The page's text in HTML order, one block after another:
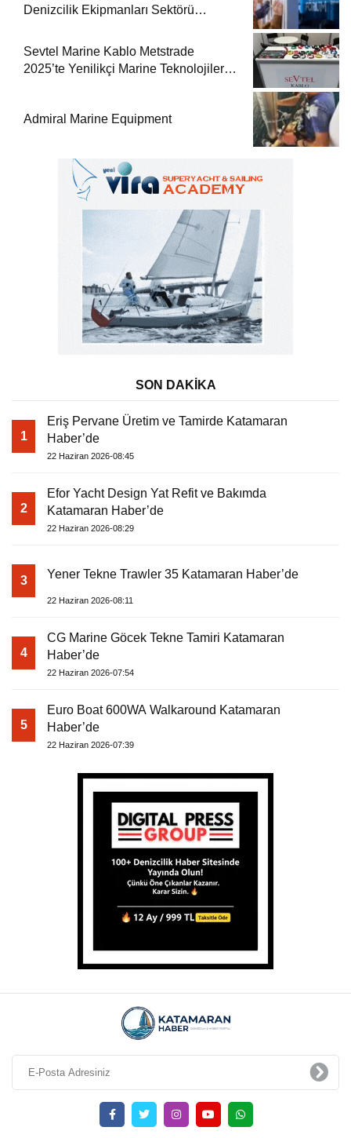
Denizcilik Ekipmanları Sektörü
Sevtel Marine Kablo Metstrade
2025’te Yenilikçi Marine Teknolojilerini
Admiral Marine Equipment
SON DAKİKA
1
Eriş Pervane Üretim ve Tamirde Katamaran
Haber’de
22 Haziran 2026-08:45
2
Efor Yacht Design Yat Refit ve Bakımda
Katamaran Haber’de
22 Haziran 2026-08:29
3 Yener Tekne Trawler 35 Katamaran Haber’de
22 Haziran 2026-08:11
4
CG Marine Göcek Tekne Tamiri Katamaran
Haber’de
22 Haziran 2026-07:54
5
Euro Boat 600WA Walkaround Katamaran
Haber’de
22 Haziran 2026-07:39